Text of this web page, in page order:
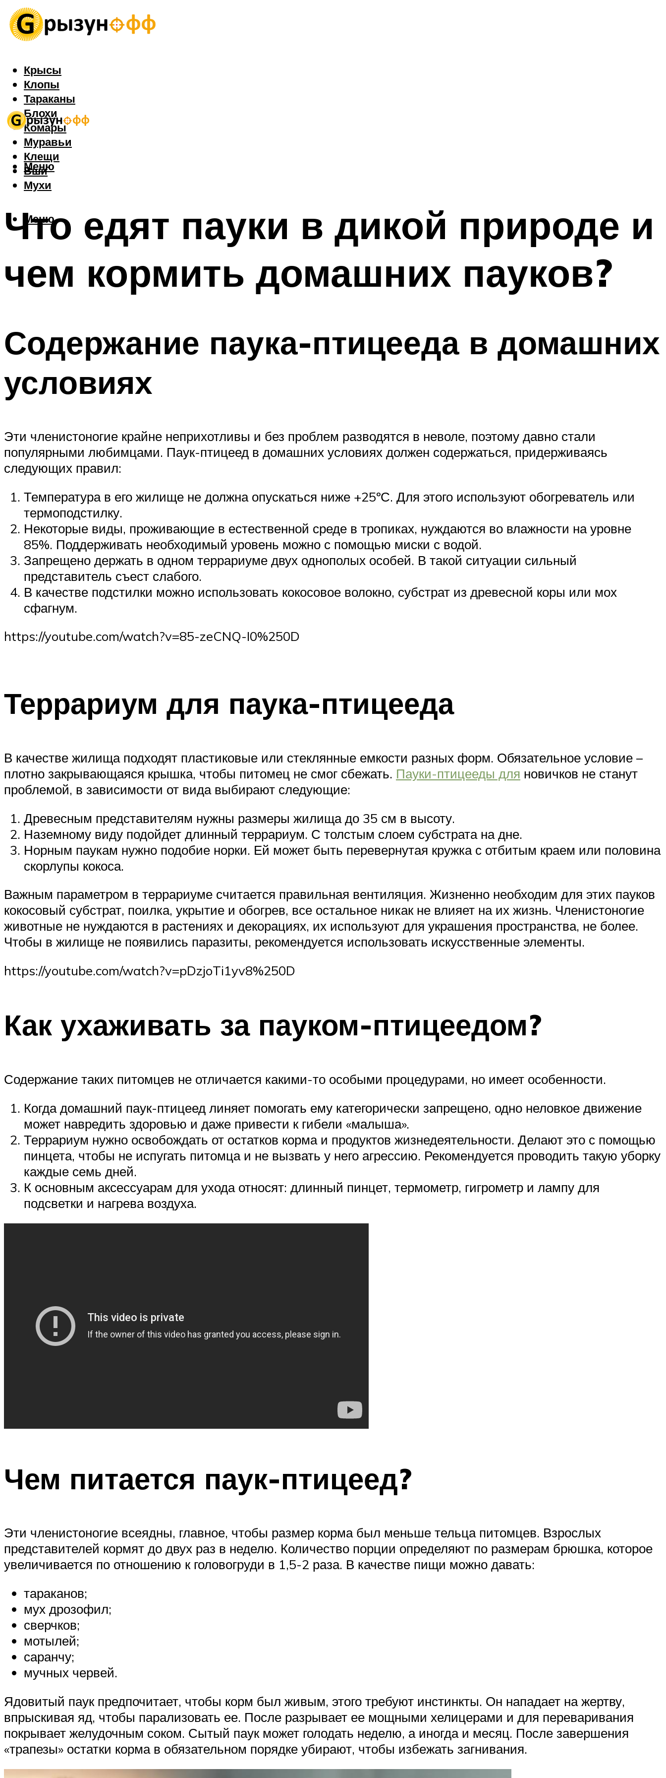
Крысы
Клопы
Тараканы
Блохи
Комары
Муравьи
Клещи
Вши
Мухи
Меню
Меню
Что едят пауки в дикой природе и
чем кормить домашних пауков?
Содержание паука-птицееда в домашних
условиях
Эти членистоногие крайне неприхотливы и без проблем разводятся в неволе, поэтому давно стали
популярными любимцами. Паук-птицеед в домашних условиях должен содержаться, придерживаясь
следующих правил:
Температура в его жилище не должна опускаться ниже +25ºС. Для этого используют обогреватель или
термоподстилку.
Некоторые виды, проживающие в естественной среде в тропиках, нуждаются во влажности на уровне
85%. Поддерживать необходимый уровень можно с помощью миски с водой.
Запрещено держать в одном террариуме двух однополых особей. В такой ситуации сильный
представитель съест слабого.
В качестве подстилки можно использовать кокосовое волокно, субстрат из древесной коры или мох
сфагнум.
https://youtube.com/watch?v=85-zeCNQ-I0%250D
Террариум для паука-птицееда
В качестве жилища подходят пластиковые или стеклянные емкости разных форм. Обязательное условие –
плотно закрывающаяся крышка, чтобы питомец не смог сбежать. Пауки-птицееды для новичков не станут
проблемой, в зависимости от вида выбирают следующие:
Древесным представителям нужны размеры жилища до 35 см в высоту.
Наземному виду подойдет длинный террариум. С толстым слоем субстрата на дне.
Норным паукам нужно подобие норки. Ей может быть перевернутая кружка с отбитым краем или половина
скорлупы кокоса.
Важным параметром в террариуме считается правильная вентиляция. Жизненно необходим для этих пауков
кокосовый субстрат, поилка, укрытие и обогрев, все остальное никак не влияет на их жизнь. Членистоногие
животные не нуждаются в растениях и декорациях, их используют для украшения пространства, не более.
Чтобы в жилище не появились паразиты, рекомендуется использовать искусственные элементы.
https://youtube.com/watch?v=pDzjoTi1yv8%250D
Как ухаживать за пауком-птицеедом?
Содержание таких питомцев не отличается какими-то особыми процедурами, но имеет особенности.
Когда домашний паук-птицеед линяет помогать ему категорически запрещено, одно неловкое движение
может навредить здоровью и даже привести к гибели «малыша».
Террариум нужно освобождать от остатков корма и продуктов жизнедеятельности. Делают это с помощью
пинцета, чтобы не испугать питомца и не вызвать у него агрессию. Рекомендуется проводить такую уборку
каждые семь дней.
К основным аксессуарам для ухода относят: длинный пинцет, термометр, гигрометр и лампу для
подсветки и нагрева воздуха.
Чем питается паук-птицеед?
Эти членистоногие всеядны, главное, чтобы размер корма был меньше тельца питомцев. Взрослых
представителей кормят до двух раз в неделю. Количество порции определяют по размерам брюшка, которое
увеличивается по отношению к головогруди в 1,5-2 раза. В качестве пищи можно давать:
тараканов;
мух дрозофил;
сверчков;
мотылей;
саранчу;
мучных червей.
Ядовитый паук предпочитает, чтобы корм был живым, этого требуют инстинкты. Он нападает на жертву,
впрыскивая яд, чтобы парализовать ее. После разрывает ее мощными хелицерами и для переваривания
покрывает желудочным соком. Сытый паук может голодать неделю, а иногда и месяц. После завершения
«трапезы» остатки корма в обязательном порядке убирают, чтобы избежать загнивания.